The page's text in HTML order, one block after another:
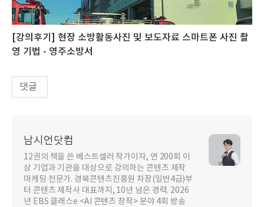
[강의후기] 현장 소방활동사진 및 보도자료 스마트폰 사진 촬
영 기법 - 영주소방서
댓글
남시언닷컴
12권의 책을 쓴 베스트셀러 작가이자, 연 200회 이
상 기업과 기관을 대상으로 강의하는 콘텐츠 제작
마케팅 전문가. 경북콘텐츠진흥원 차장(일반4급)부
터 콘텐츠 제작사 대표까지, 10년 넘은 경력. 2026
년 EBS 클래스e <AI 콘텐츠 창작> 분야 4회 방송